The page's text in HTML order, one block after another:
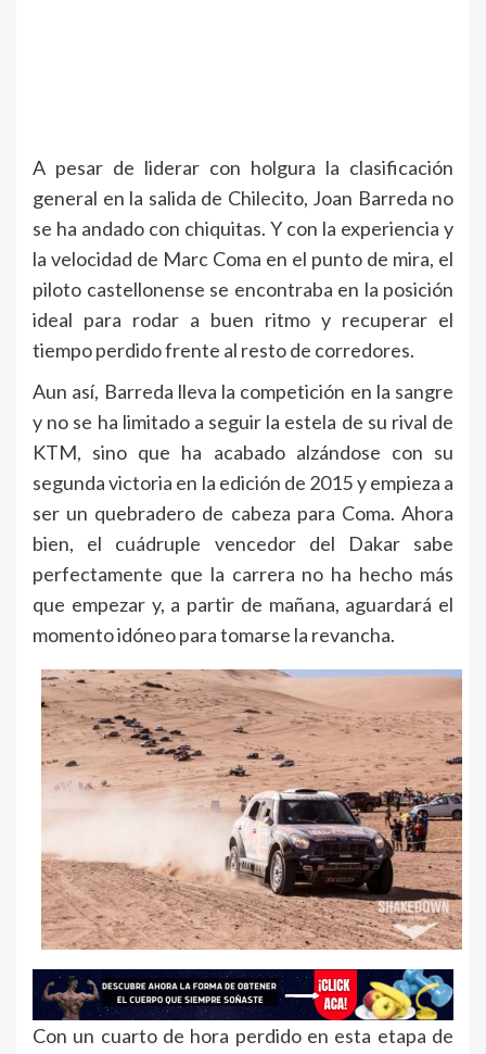
A pesar de liderar con holgura la clasificación
general en la salida de Chilecito, Joan Barreda no
se ha andado con chiquitas. Y con la experiencia y
la velocidad de Marc Coma en el punto de mira, el
piloto castellonense se encontraba en la posición
ideal para rodar a buen ritmo y recuperar el
tiempo perdido frente al resto de corredores.
Aun así, Barreda lleva la competición en la sangre
y no se ha limitado a seguir la estela de su rival de
KTM, sino que ha acabado alzándose con su
segunda victoria en la edición de 2015 y empieza a
ser un quebradero de cabeza para Coma. Ahora
bien, el cuádruple vencedor del Dakar sabe
perfectamente que la carrera no ha hecho más
que empezar y, a partir de mañana, aguardará el
momento idóneo para tomarse la revancha.
Con un cuarto de hora perdido en esta etapa de